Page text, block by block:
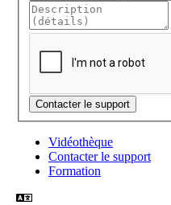
Vidéothèque
Contacter le support
Formation